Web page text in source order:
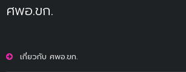
ศพอ.ขก.
เกี่ยวกับ ศพอ.ขก.